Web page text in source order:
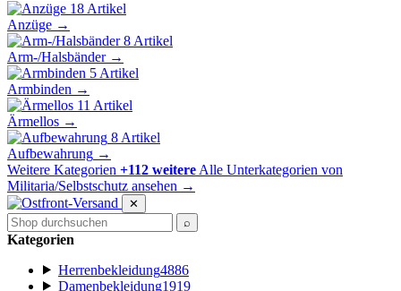
18 Artikel
Anzüge →
8 Artikel
Arm-/Halsbänder →
5 Artikel
Armbinden →
11 Artikel
Ärmellos →
8 Artikel
Aufbewahrung →
Weitere Kategorien +112 weitere Alle Unterkategorien von
Militaria/Selbstschutz ansehen →
✕
⌕
Kategorien
Herrenbekleidung4886
Damenbekleidung1919